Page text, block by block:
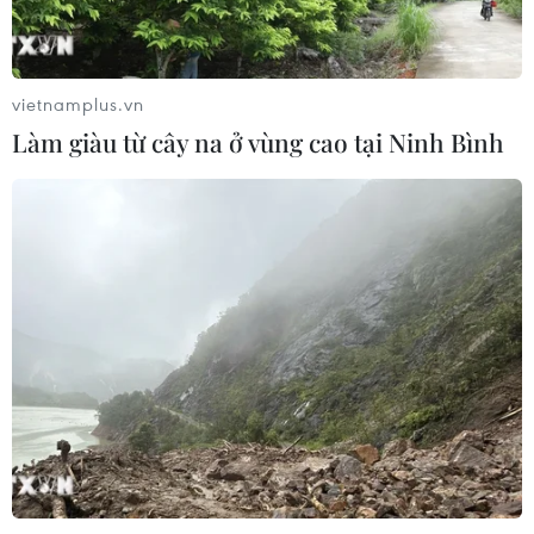
03/08/2026 01:40
Nhận định Việt Nam vs
Đội tuyển Futsal Việt Nam giành
chiến thắng đậm tại giải đấu ở Thái
Lan
02/08/2026 22:40
Nhận định Việt Nam vs Indonesia:
Chờ kỳ tích ngay tại 'chảo lửa'
vietnamplus.vn
Làm giàu từ cây na ở vùng cao tại Ninh Bình